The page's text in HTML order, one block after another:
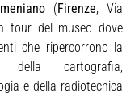
(Firenze, Via
tour del museo dove
che ripercorrono la
della cartografia,
e della radiotecnica